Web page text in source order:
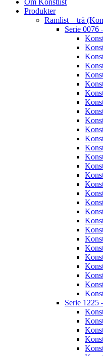
Om Konstlist
Produkter
Ramlist – trä
Serie 0076
Serie 1225